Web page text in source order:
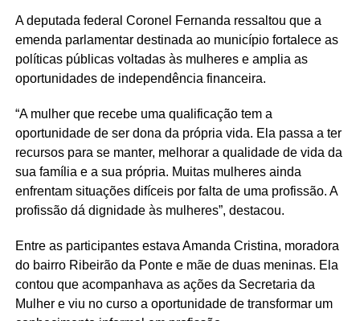
A deputada federal Coronel Fernanda ressaltou que a
emenda parlamentar destinada ao município fortalece as
políticas públicas voltadas às mulheres e amplia as
oportunidades de independência financeira.
“A mulher que recebe uma qualificação tem a
oportunidade de ser dona da própria vida. Ela passa a ter
recursos para se manter, melhorar a qualidade de vida da
sua família e a sua própria. Muitas mulheres ainda
enfrentam situações difíceis por falta de uma profissão. A
profissão dá dignidade às mulheres”, destacou.
Entre as participantes estava Amanda Cristina, moradora
do bairro Ribeirão da Ponte e mãe de duas meninas. Ela
contou que acompanhava as ações da Secretaria da
Mulher e viu no curso a oportunidade de transformar um